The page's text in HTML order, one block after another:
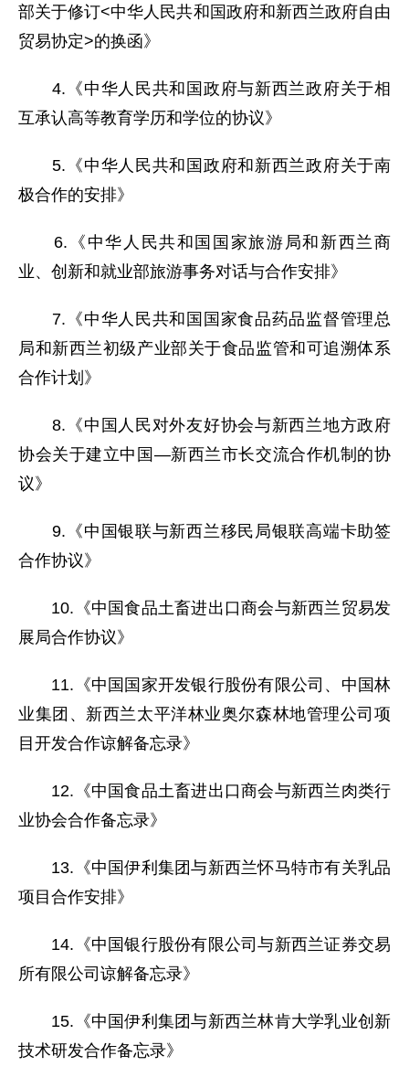
部关于修订<中华人民共和国政府和新西兰政府自由
贸易协定>的换函》
4.《中华人民共和国政府与新西兰政府关于相
互承认高等教育学历和学位的协议》
5.《中华人民共和国政府和新西兰政府关于南
极合作的安排》
6.《中华人民共和国国家旅游局和新西兰商
业、创新和就业部旅游事务对话与合作安排》
7.《中华人民共和国国家食品药品监督管理总
局和新西兰初级产业部关于食品监管和可追溯体系
合作计划》
8.《中国人民对外友好协会与新西兰地方政府
协会关于建立中国—新西兰市长交流合作机制的协
议》
9.《中国银联与新西兰移民局银联高端卡助签
合作协议》
10.《中国食品土畜进出口商会与新西兰贸易发
展局合作协议》
11.《中国国家开发银行股份有限公司、中国林
业集团、新西兰太平洋林业奥尔森林地管理公司项
目开发合作谅解备忘录》
12.《中国食品土畜进出口商会与新西兰肉类行
业协会合作备忘录》
13.《中国伊利集团与新西兰怀马特市有关乳品
项目合作安排》
14.《中国银行股份有限公司与新西兰证券交易
所有限公司谅解备忘录》
15.《中国伊利集团与新西兰林肯大学乳业创新
技术研发合作备忘录》